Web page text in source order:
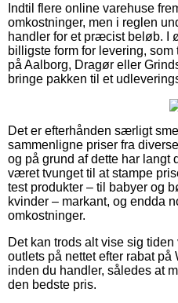
Indtil flere online varehuse
omkostninger, men i reglen
handler for et præcist beløb. I
billigste form for levering,
på Aalborg, Dragør eller
bringe pakken til et
Det er efterhånden særligt
sammenligne priser fra
og på grund af dette har langt
været tvunget til at stampe
test produkter – til babyer og
kvinder – markant, og endda
omkostninger.
Det kan trods alt vise sig
outlets på nettet efter rabat på
inden du handler, således at
den bedste pris.